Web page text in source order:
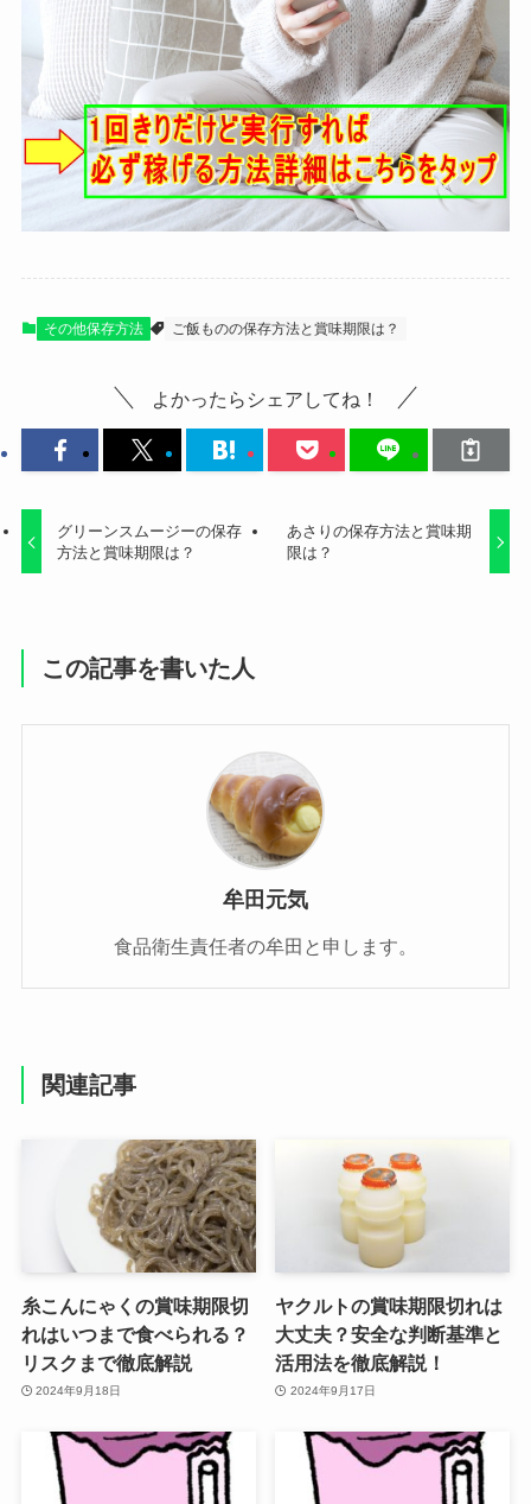
その他保存方法 ご飯ものの保存方法と賞味期限は？
よかったらシェアしてね！
グリーンスムージーの保存
方法と賞味期限は？
あさりの保存方法と賞味期
限は？
この記事を書いた人
牟田元気
食品衛生責任者の牟田と申します。
関連記事
糸こんにゃくの賞味期限切
れはいつまで食べられる？
リスクまで徹底解説
2024年9月18日
ヤクルトの賞味期限切れは
大丈夫？安全な判断基準と
活用法を徹底解説！
2024年9月17日